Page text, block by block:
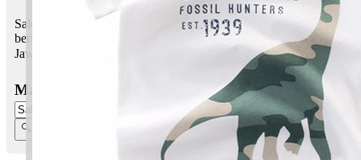
Saleha Nafeesa bermaksud Benar; Yang amat berharga;
berkedudukan tinggi
Jawi:
Masukkan Nama: